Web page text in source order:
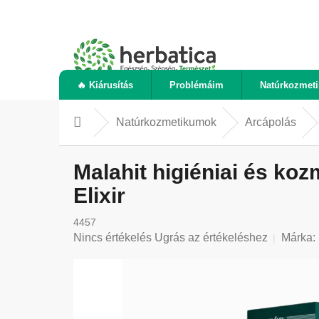
🔥 Kiárusítás Problémáim
KezdőlapNatúrkozmetikumok Arcápolás
Malahit higiéniai és
Elixir
4457
A
Nincs értékelés Ugrás az értékeléshez Márka: